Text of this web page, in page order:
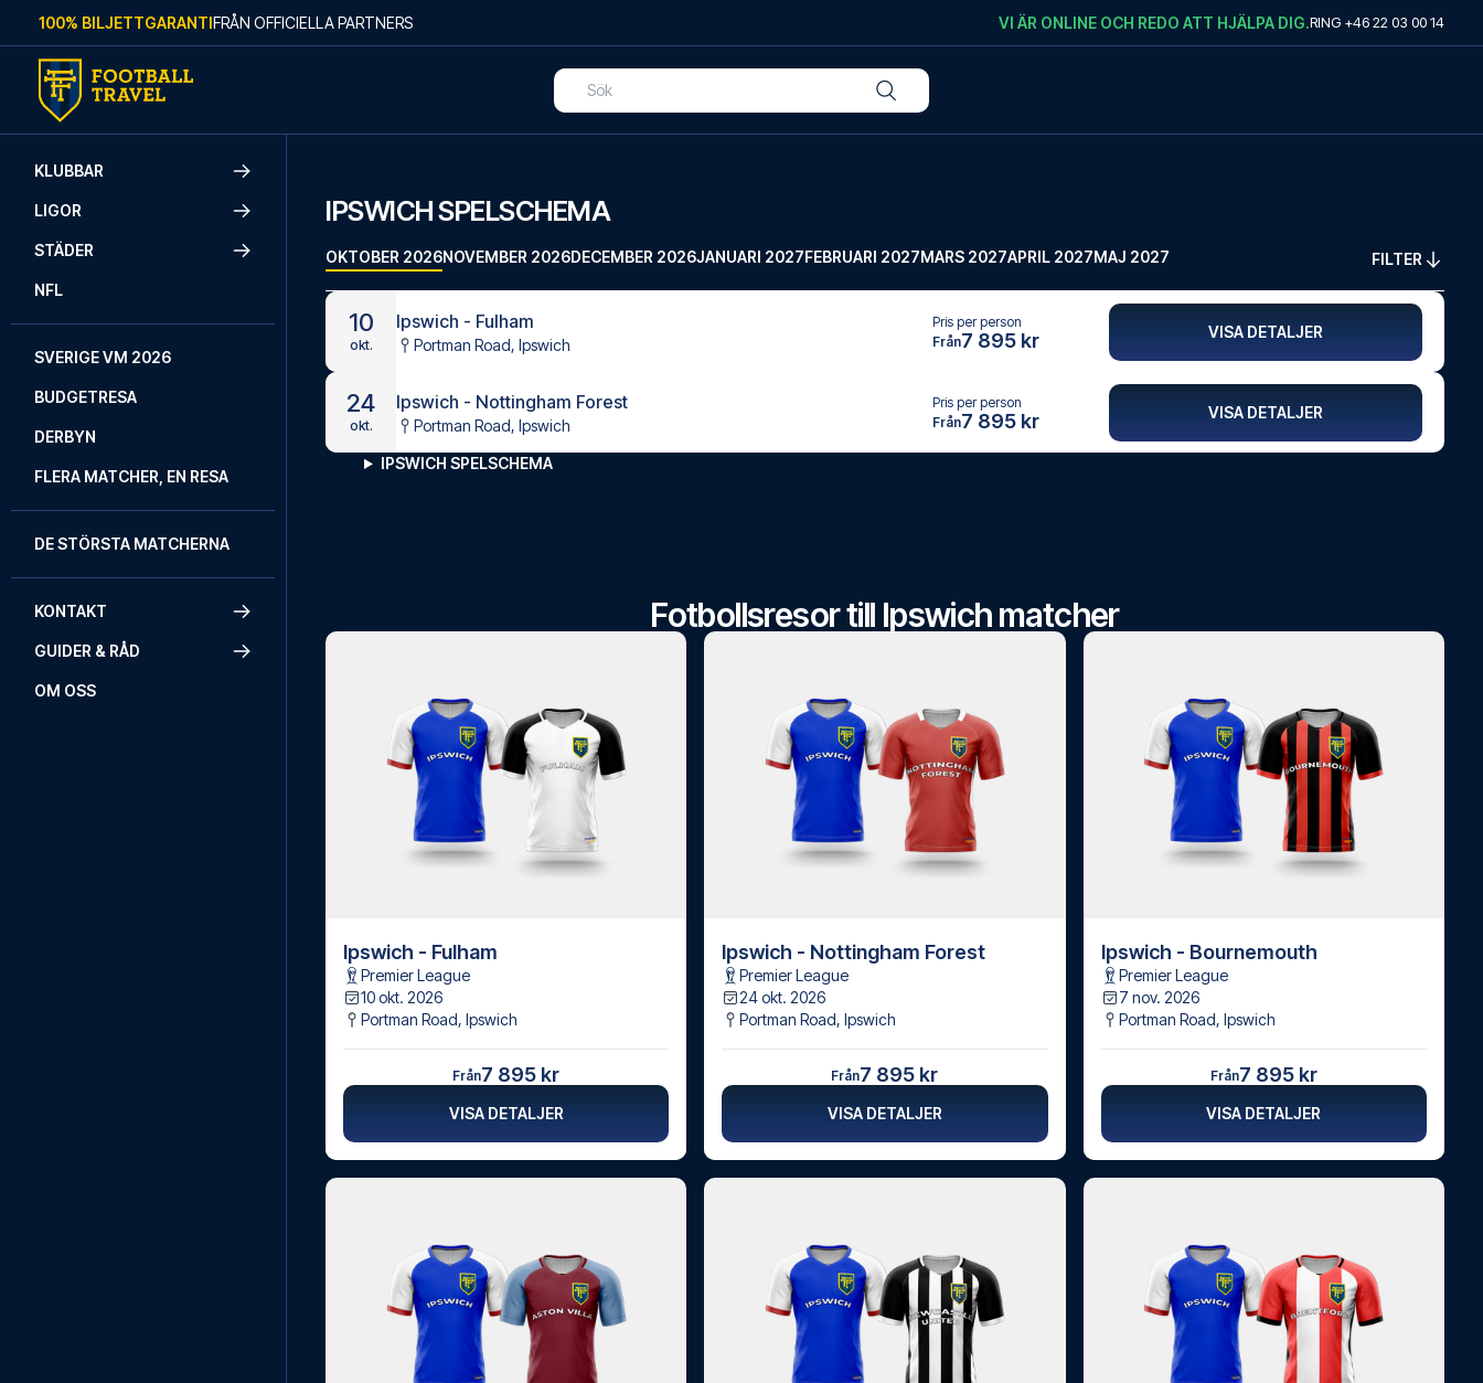
Skip to content
100% BILJETTGARANTIFRÅN OFFICIELLA PARTNERS VI ÄR ONLINE OCH REDO ATT HJÄLPA DIG.RING +46 22 03 00 14
KLUBBAR
LIGOR
STÄDER
NFL
SVERIGE VM 2026
BUDGETRESA
DERBYN
FLERA MATCHER, EN RESA
DE STÖRSTA MATCHERNA
KONTAKT
GUIDER & RÅD
OM OSS
IPSWICH SPELSCHEMA
OKTOBER 2026NOVEMBER 2026DECEMBER 2026JANUARI 2027FEBRUARI 2027MARS 2027APRIL 2027MAJ 2027 FILTER
10
okt.
Ipswich - Fulham
Portman Road, Ipswich
Pris per person
Från7 895 kr VISA DETALJER
24
okt.
Ipswich - Nottingham Forest
Portman Road, Ipswich
Pris per person
Från7 895 kr VISA DETALJER
IPSWICH SPELSCHEMA
Fotbollsresor till Ipswich matcher
Ipswich - Fulham
Premier League
10 okt. 2026
Portman Road, Ipswich
Från7 895 kr
VISA DETALJER
Ipswich - Nottingham Forest
Premier League
24 okt. 2026
Portman Road,Ipswich
Från7 895 kr
VISA DETALJER
Ipswich - Bournemouth
Premier League
7 nov. 2026
Portman Road, Ipswich
Från7 895 kr
VISA DETALJER